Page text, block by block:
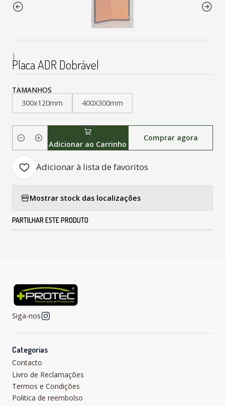
|
Placa ADR Dobrável
TAMANHOS
300x120mm
400X300mm
QuantidadeAdicionar ao Carrinho
Comprar agora
Adicionar à lista de favoritos
Mostrar stock das localizações
PARTILHAR ESTE PRODUTO
Siga-nos
Categorias
Contacto
Livro de Reclamações
Termos e Condições
Politica de reembolso